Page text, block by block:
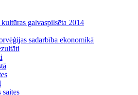
galvaspilsēta 2014
sadarbība ekonomikā
saites